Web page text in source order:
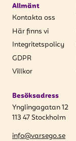
Allmänt
Kontakta oss
Här finns vi
Integritetspolicy
GDPR
Villkor
Besöksadress
Ynglingagatan 12
113 47 Stockholm
info@varsego.se